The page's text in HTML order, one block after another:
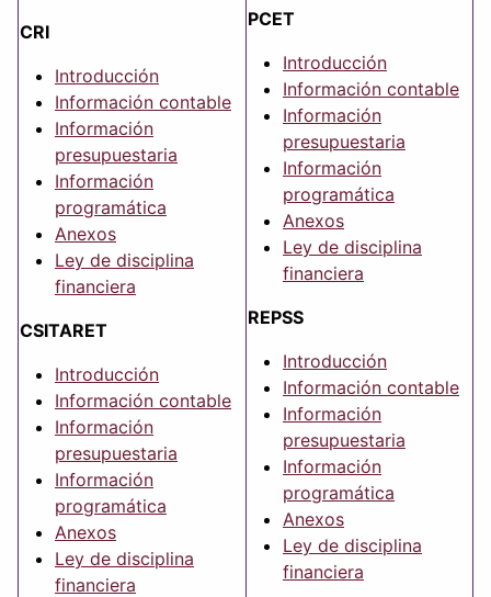
CRI
Introducción
Información contable
Información
presupuestaria
Información
programática
Anexos
Ley de disciplina
financiera
CSITARET
Introducción
Información contable
Información
presupuestaria
Información
programática
Anexos
Ley de disciplina
financiera
PCET
Introducción
Información contable
Información
presupuestaria
Información
programática
Anexos
Ley de disciplina
financiera
REPSS
Introducción
Información contable
Información
presupuestaria
Información
programática
Anexos
Ley de disciplina
financiera